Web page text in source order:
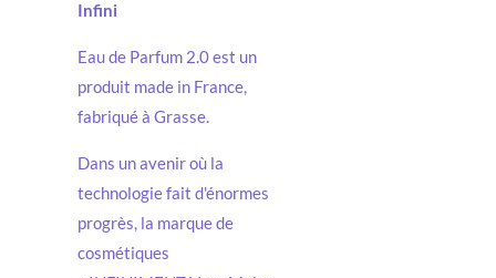
Infini
Eau de Parfum 2.0 est un
produit made in France,
fabriqué à Grasse.
Dans un avenir où la
technologie fait d'énormes
progrès, la marque de
cosmétiques